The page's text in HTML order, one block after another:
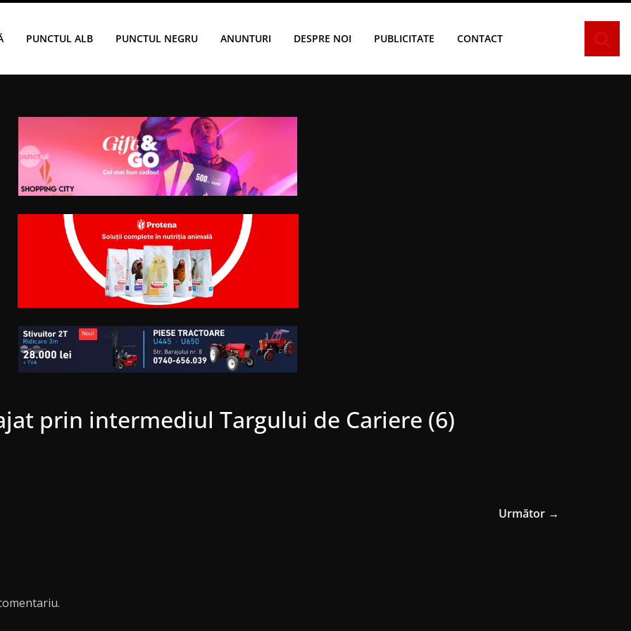
PUNCTUL ALB PUNCTUL NEGRU ANUNTURI DESPRE NOI PUBLICITATE CONTACT
prin intermediul Targului de Cariere (6)
Următor →